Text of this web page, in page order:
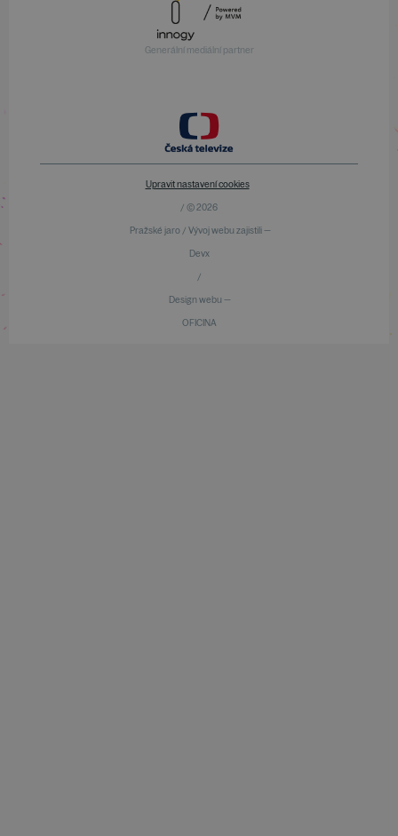
Generální mediální partner
Upravit nastavení cookies
/ © 2026
Pražské jaro / Vývoj webu zajistili —
Devx
/
Design webu —
OFICINA